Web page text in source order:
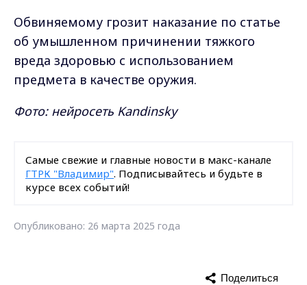
Обвиняемому грозит наказание по статье
об умышленном причинении тяжкого
вреда здоровью с использованием
предмета в качестве оружия.
Фото: нейросеть Kandinsky
Самые свежие и главные новости в макс-канале
ГТРК "Владимир". Подписывайтесь и будьте в
курсе всех событий!
Опубликовано: 26 марта 2025 года
Поделиться